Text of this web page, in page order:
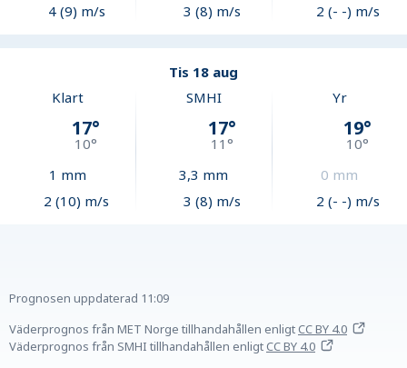
4 (9) m/s
3 (8) m/s
2 (- -) m/s
Tis 18 aug
Klart
17°
10°
1 mm
2 (10) m/s
SMHI
17°
11 °
3,3 mm
3 (8) m/s
Yr
19°
10°
0 mm
2 (- -) m/s
Prognosen uppdaterad 11:09
Väderprognos från MET Norge tillhandahållen enligtCC BY 4.0
Väderprognos från SMHI tillhandahållen enligtCC BY 4.0